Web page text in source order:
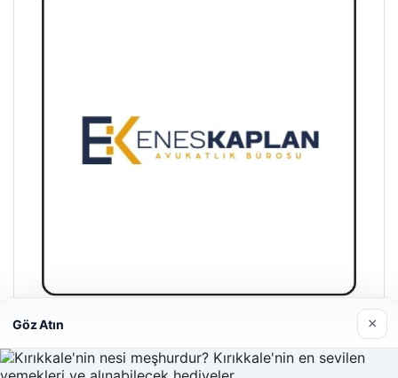
Enes Kaplan Avukatlık Bürosu
28/04/2026
Göz Atın ×